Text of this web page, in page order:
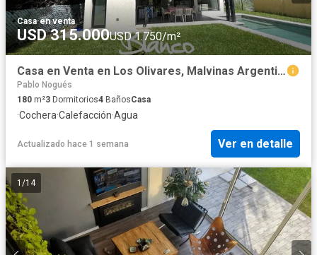
Casa·en venta
USD 315.000USD 1.750/m²
Casa en Venta en Los Olivares, Malvinas Argentinas, G.B.A. Zona Norte, Argentina
Pablo Nogués
180 m²3 Dormitorios4 BañosCasa
·Cochera·Calefacción·Agua
Actualizado hace 1 semana Ver en detalle
1 /14